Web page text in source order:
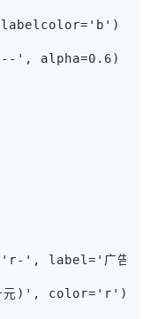
labelcolor='b')
', alpha=0.6)
', label='广告投
元)', color='r')